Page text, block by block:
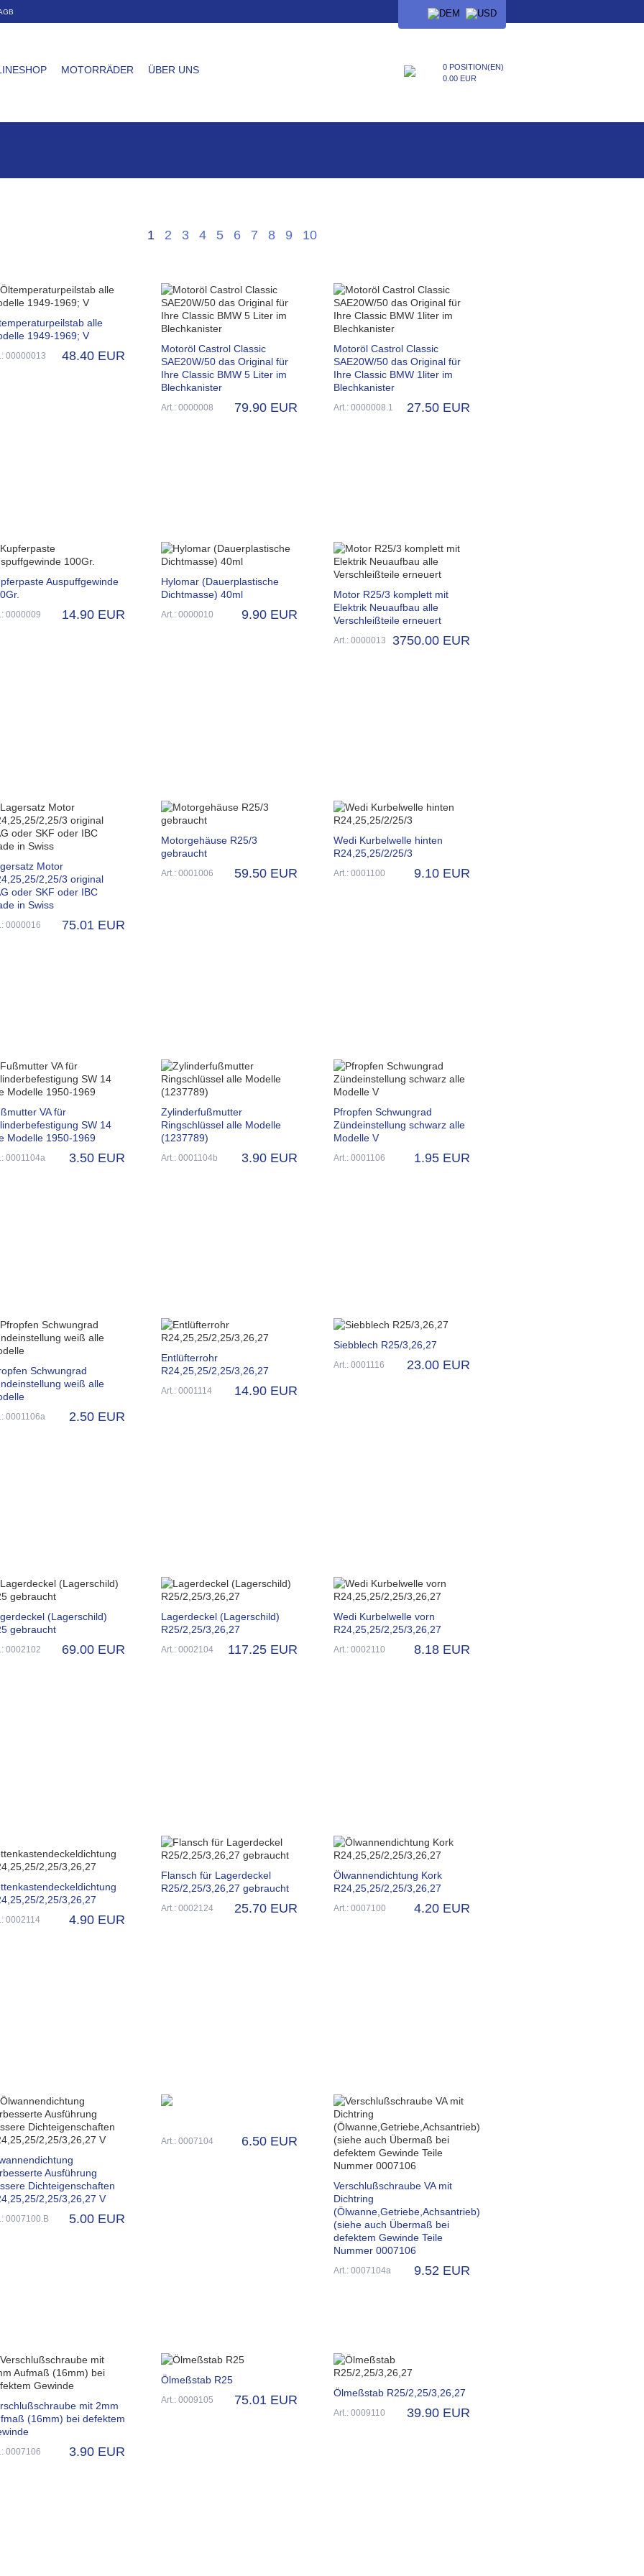
MOTORRÄDER ÜBER UNS
0 POSITION(EN)
0.00 EUR
1 2 3 4 5 6 7 8 9 10
alle
1949-1969; V
00000013 48.40 EUR
Motoröl Castrol Classic
SAE20W/50 das Original für
Ihre Classic BMW 5 Liter im
Blechkanister
Art.: 0000008 79.90 EUR
Motoröl Castrol Classic
SAE20W/50 das Original für
Ihre Classic BMW 1liter im
Blechkanister
Art.: 0000008.1 27.50 EUR
Auspuffgewinde
0000009 14.90 EUR
Hylomar (Dauerplastische
Dichtmasse) 40ml
Art.: 0000010 9.90 EUR
Motor R25/3 komplett mit
Elektrik Neuaufbau alle
Verschleißteile erneuert
Art.: 0000013 3750.00 EUR
Motor
2,25/3 original
oder SKF oder IBC
in Swiss
0000016 75.01 EUR
Motorgehäuse R25/3
gebraucht
Art.: 0001006 59.50 EUR
Wedi Kurbelwelle hinten
R24,25,25/2/25/3
Art.: 0001100 9.10 EUR
VA für
SW 14
Modelle 1950-1969
0001104a 3.50 EUR
Zylinderfußmutter
Ringschlüssel alle Modelle
(1237789)
Art.: 0001104b 3.90 EUR
Pfropfen Schwungrad
Zündeinstellung schwarz alle
Modelle V
Art.: 0001106 1.95 EUR
Schwungrad
weiß alle
0001106a 2.50 EUR
Entlüfterrohr
R24,25,25/2,25/3,26,27
Art.: 0001114 14.90 EUR
Siebblech R25/3,26,27
Art.: 0001116 23.00 EUR
(Lagerschild)
gebraucht
0002102 69.00 EUR
Lagerdeckel (Lagerschild)
R25/2,25/3,26,27
Art.: 0002104 117.25 EUR
Wedi Kurbelwelle vorn
R24,25,25/2,25/3,26,27
Art.: 0002110 8.18 EUR
2,25/3,26,27
0002114 4.90 EUR
Flansch für Lagerdeckel
R25/2,25/3,26,27 gebraucht
Art.: 0002124 25.70 EUR
Ölwannendichtung Kork
R24,25,25/2,25/3,26,27
Art.: 0007100 4.20 EUR
Ausführung
Dichteigenschaften
2,25/3,26,27 V
0007100.B 5.00 EUR
Art.: 0007104 6.50 EUR
Verschlußschraube VA mit
Dichtring
(Ölwanne,Getriebe,Achsantrieb)
(siehe auch Übermaß bei
defektem Gewinde Teile
Nummer 0007106
Art.: 0007104a 9.52 EUR
mit 2mm
(16mm) bei defektem
0007106 3.90 EUR
Ölmeßstab R25
Art.: 0009105 75.01 EUR Ölmeßstab R25/2,25/3,26,27
Art.: 0009110 39.90 EUR